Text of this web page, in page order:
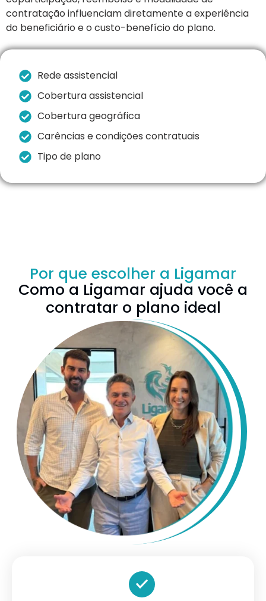
contratação influenciam diretamente a experiência
do beneficiário e o custo-benefício do plano.
Rede assistencial
Cobertura assistencial
Cobertura geográfica
Carências e condições contratuais
Tipo de plano
Por que escolher a Ligamar
Como a Ligamar ajuda você a
contratar o plano ideal